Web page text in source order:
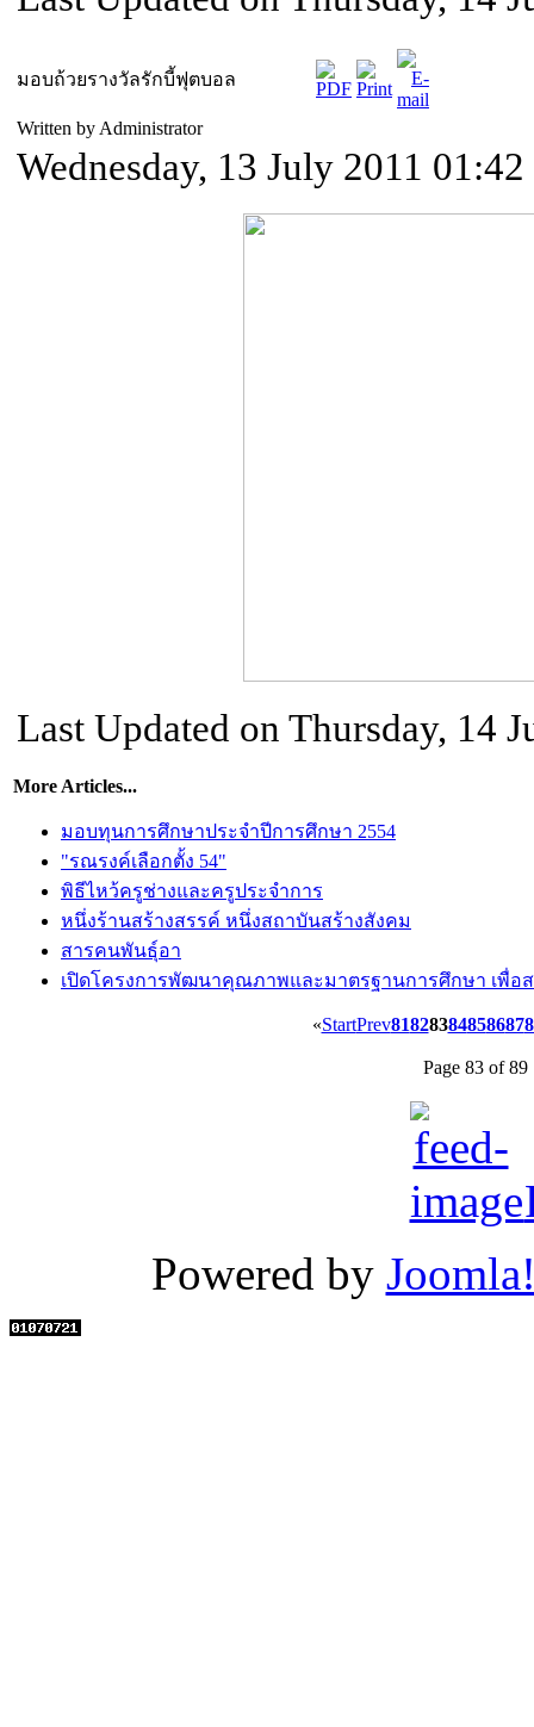
มอบถ้วยรางวัลรักบี้ฟุตบอล
Written by Administrator
Wednesday, 13 July 2011 01:42
Last Updated on Thursday, 14
More Articles...
มอบทุนการศึกษาประจำปีการศึกษา 2554
"รณรงค์เลือกตั้ง 54"
พิธีไหว้ครูช่างและครูประจำการ
หนึ่งร้านสร้างสรรค์ หนึ่งสถาบันสร้างสังคม
สารคนพันธุ์อา
เปิดโครงการพัฒนาคุณภาพและมาตรฐานการศึกษา เพื่อ
«StartPrev81828384858687
Page 83 of 89
Powered by